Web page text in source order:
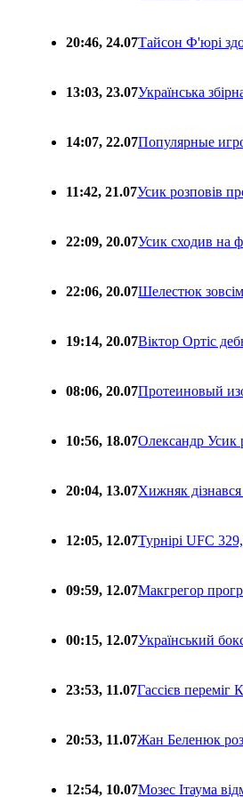
20:46, 24.07Тайсон Ф'юрі
13:03, 23.07Українська
14:07, 22.07Популярные
11:42, 21.07Усик розповів
22:09, 20.07Усик сходив на
22:06, 20.07Шелестюк
19:14, 20.07Віктор Ортіс
08:06, 20.07Протеиновый
10:56, 18.07Олександр Усик
20:04, 13.07Хижняк
12:05, 12.07Турнірі UFC
09:59, 12.07Макгрегор
00:15, 12.07Український
23:53, 11.07Гассієв переміг
20:53, 11.07Жан Беленюк
12:54, 10.07Мозес Ітаума